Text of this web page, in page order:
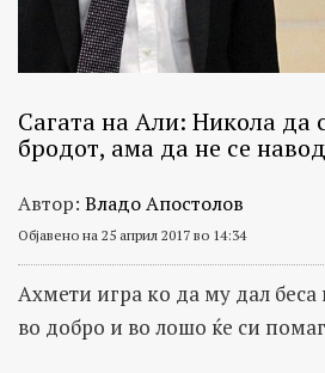
Сагата на Али: Никола да
бродот, ама да не се
Автор: Владо Апостолов
Објавено на 25 април 2017 во 14:34
Ахмети игра ко да му дал беса
во добро и во лошо ќе си